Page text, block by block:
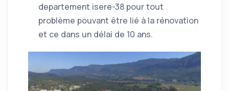
departement isere-38 pour tout
problème pouvant être lié à la rénovation
et ce dans un délai de 10 ans.